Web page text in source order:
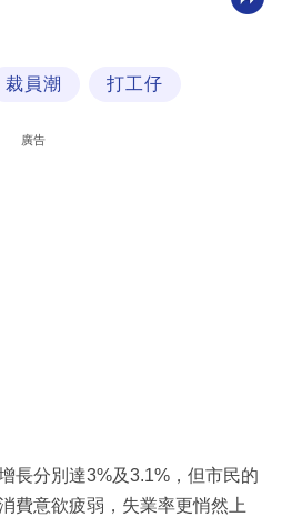
裁員潮 打工仔
廣告
長分別達3%及3.1%，但市民的
費意欲疲弱，失業率更悄然上